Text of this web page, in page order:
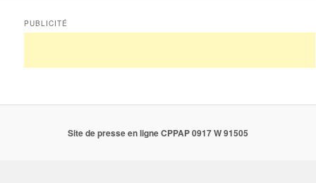
PUBLICITÉ
Site de presse en ligne CPPAP 0917 W 91505